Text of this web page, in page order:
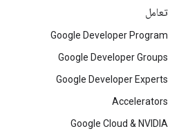
تعامل
Google Developer Program
Google Developer Groups
Google Developer Experts
Accelerators
Google Cloud & NVIDIA